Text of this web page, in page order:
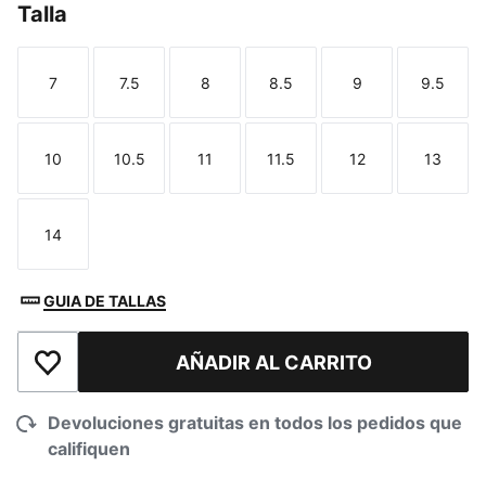
Talla
Talla
7
Talla
7.5
Talla
8
Talla
8.5
Talla
9
Talla
9.5
Talla
10
Talla
10.5
Talla
11
Talla
11.5
Talla
12
Talla
13
Talla
14
GUIA DE TALLAS
Añadir a la lista de deseosAÑADIR AL CARRITO
Devoluciones gratuitas en todos los pedidos que
califiquen